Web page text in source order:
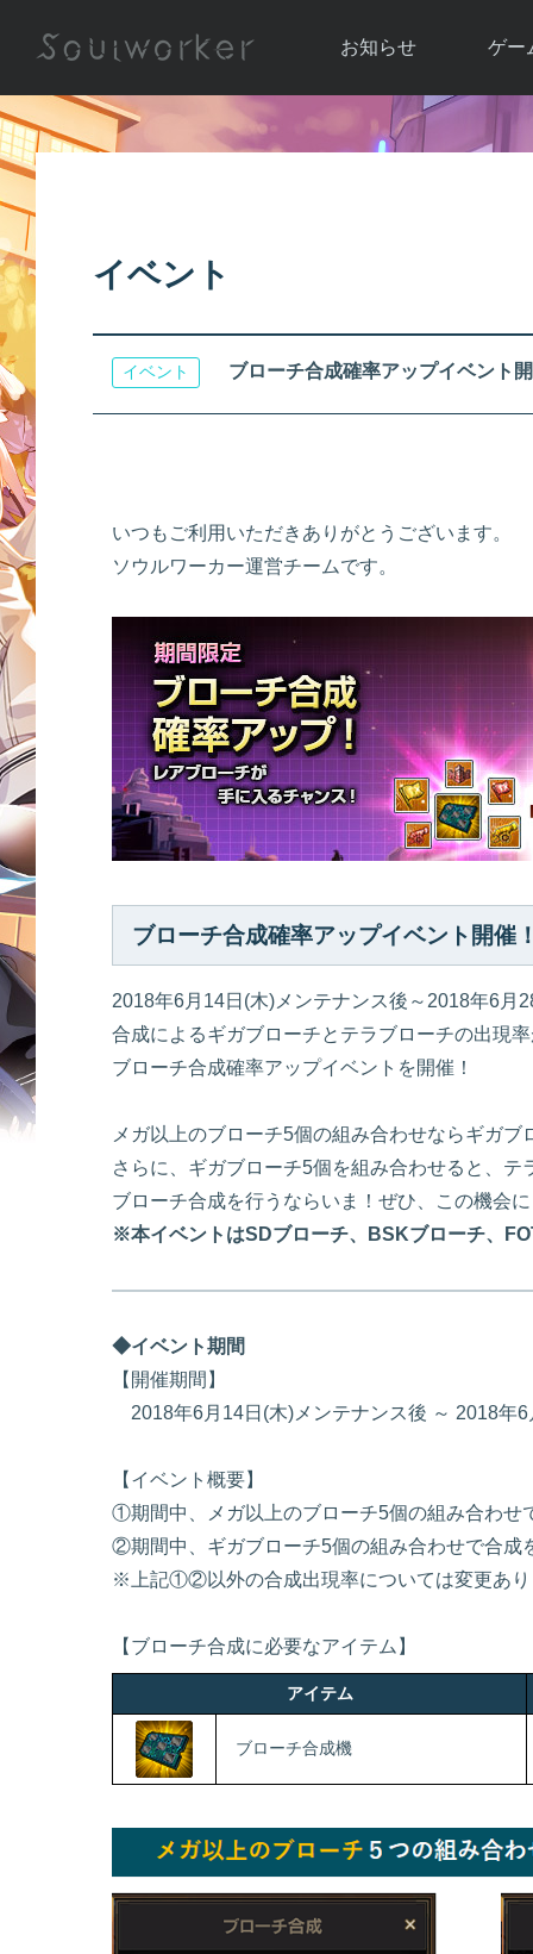
お知らせ
お知らせ一覧
ゲー
ソウ
アップ
イベント
イベント ブローチ合成確率アップイベント
いつもご利用いただきありがとうございます。
ソウルワーカー運営チームです。
ブローチ合成確率アップイベント開催
2018年6月14日(木)メンテナンス後～2018年6月
合成によるギガブローチとテラブローチの出現
ブローチ合成確率アップイベントを開催！
メガ以上のブローチ5個の組み合わせならギガブ
さらに、ギガブローチ5個を組み合わせると、
ブローチ合成を行うならいま！ぜひ、この機会
※本イベントはSDブローチ、BSKブローチ、
◆イベント期間
【開催期間】
2018年6月14日(木)メンテナンス後 ～ 2018年
【イベント概要】
①期間中、メガ以上のブローチ5個の組み合わせ
②期間中、ギガブローチ5個の組み合わせで合成
※上記①②以外の合成出現率については変更あり
【ブローチ合成に必要なアイテム】
アイテム
ブローチ合成機